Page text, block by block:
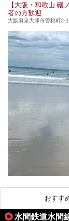
【大阪・和歌山 磯
者の方歓迎
大阪府泉大津市曽根町2-
おすす
水間鉄道水間